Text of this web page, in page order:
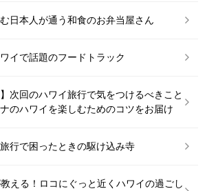
日本人が通う和食のお弁当屋さん
イで話題のフードトラック
次回のハワイ旅行で気をつけるべきこと
のハワイを楽しむためのコツをお届け
行で困ったときの駆け込み寺
える！ロコにぐっと近くハワイの過ごし